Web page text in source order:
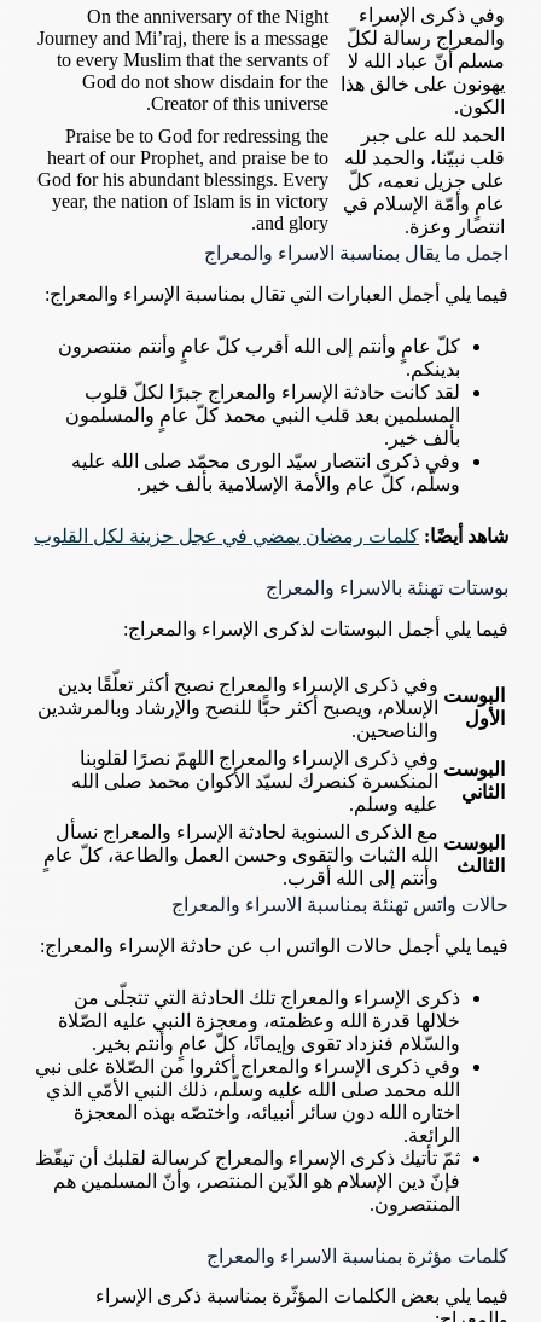
وفي ذكرى الإسراء
والمعراج رسالة لكلّ
مسلم أنّ عباد الله لا
يهونون على خالق هذا
الكون.
On the anniversary of the Night
Journey and Mi’raj, there is a message
to every Muslim that the servants of
God do not show disdain for the
Creator of this universe.
الحمد لله على جبر
قلب نبيّنا، والحمد لله
على جزيل نعمه، كلّ
عامٍ وأمّة الإسلام في
انتصار وعزة.
Praise be to God for redressing the
heart of our Prophet, and praise be to
God for his abundant blessings. Every
year, the nation of Islam is in victory
and glory.
اجمل ما يقال بمناسبة الاسراء والمعراج
فيما يلي أجمل العبارات التي تقال بمناسبة الإسراء والمعراج:
كلّ عامٍ وأنتم إلى الله أقرب كلّ عامٍ وأنتم منتصرون
بدينكم.
لقد كانت حادثة الإسراء والمعراج جبرًا لكلّ قلوب
المسلمين بعد قلب النبي محمد كلّ عامٍ والمسلمون
بألف خير.
وفي ذكرى انتصار سيّد الورى محمّد صلى الله عليه
وسلّم، كلّ عام والأمة الإسلامية بألف خير.
شاهد أيضًا: كلمات رمضان يمضي في عجل حزينة لكل القلوب
بوستات تهنئة بالاسراء والمعراج
فيما يلي أجمل البوستات لذكرى الإسراء والمعراج:
البوست
الأول
وفي ذكرى الإسراء والمعراج نصبح أكثر تعلّقًا بدين
الإسلام، ويصبح أكثر حبًّا للنصح والإرشاد وبالمرشدين
والناصحين.
البوست
الثاني
وفي ذكرى الإسراء والمعراج اللهمّ نصرًا لقلوبنا
المنكسرة كنصرك لسيّد الأكوان محمد صلى الله
عليه وسلم.
البوست
الثالث
مع الذكرى السنوية لحادثة الإسراء والمعراج نسأل
الله الثبات والتقوى وحسن العمل والطاعة، كلّ عامٍ
وأنتم إلى الله أقرب.
حالات واتس تهنئة بمناسبة الاسراء والمعراج
فيما يلي أجمل حالات الواتس اب عن حادثة الإسراء والمعراج:
ذكرى الإسراء والمعراج تلك الحادثة التي تتجلّى من
خلالها قدرة الله وعظمته، ومعجزة النبي عليه الصّلاة
والسّلام فنزداد تقوى وإيمانًا، كلّ عامٍ وأنتم بخير.
وفي ذكرى الإسراء والمعراج أكثروا من الصّلاة على نبي
الله محمد صلى الله عليه وسلّم، ذلك النبي الأمّي الذي
اختاره الله دون سائر أنبيائه، واختصّه بهذه المعجزة
الرائعة.
ثمّ تأتيك ذكرى الإسراء والمعراج كرسالة لقلبك أن تيقّظ
فإنّ دين الإسلام هو الدّين المنتصر، وأنّ المسلمين هم
المنتصرون.
كلمات مؤثرة بمناسبة الاسراء والمعراج
فيما يلي بعض الكلمات المؤثّرة بمناسبة ذكرى الإسراء